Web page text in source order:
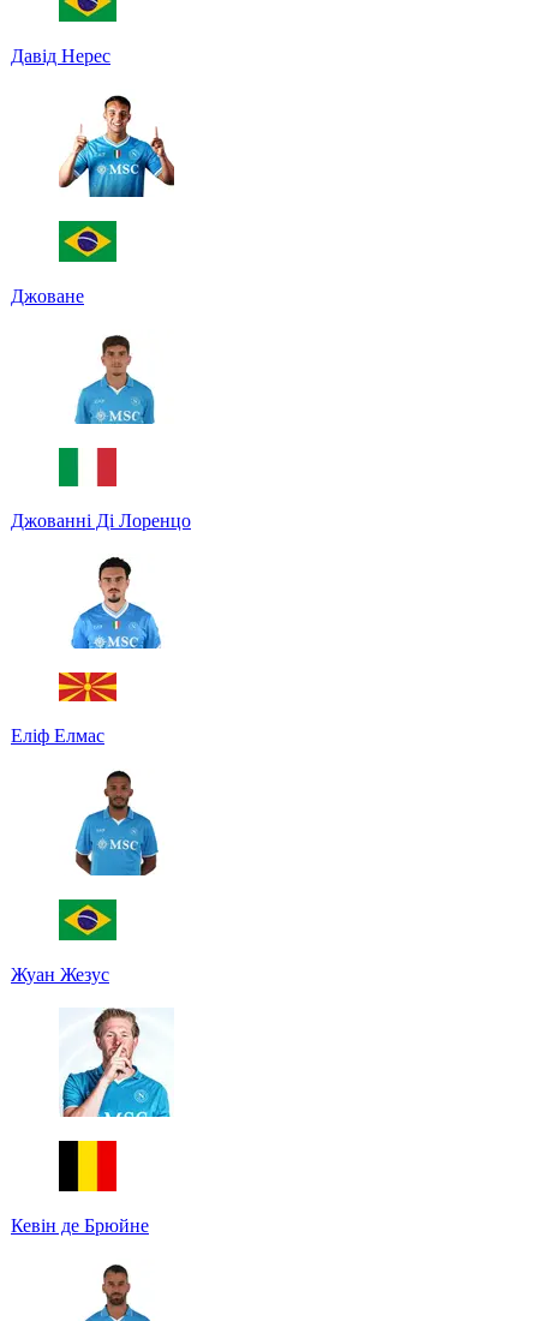
Давід Нерес
Джоване
Джованні Ді Лоренцо
Еліф Елмас
Жуан Жезус
Кевін де Брюйне